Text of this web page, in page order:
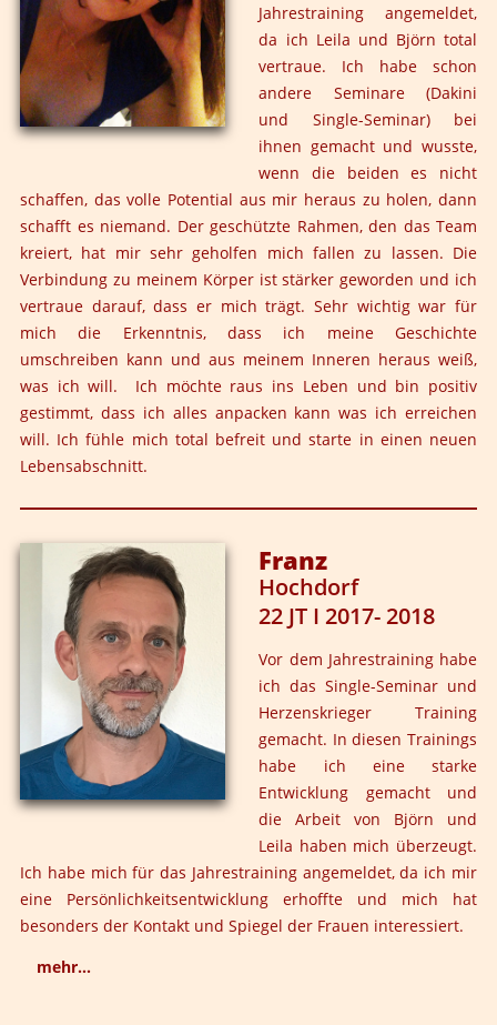
Die Leuther Mühle an der Nette ist eine wunderbare
Lokation und ein Ort zum Wohlfühlen. Ihr habt einen
liebevollen und wertschätzenden und respektvollen
Rahmen geschaffen, in dem ich ganz langsam und in
meinem Tempo mir selbst begegnen durfte.
Ich durfte körperliche Grenzerfahrungen machen und
ich konnte in anderen Begegnungen ganz sanft Nähe
zulassen und genießen. Der stete Wechsel zwischen
innehalten durch Meditationen und Bewegung hat mir
sehr gut gefallen.
Der bewusste Ausstieg aus dem alten Jahr und der
ebenso bewusste Einstieg ins Neue war eine besondere
Erfahrung für mich und trägt mich bis heute. Der
wertschätzende Umgang innerhalb der Gruppe hat mich
getragen und berührt.
Ich habe in eurem Seminar erleben dürfen wie
wertschätzende, respektvolle und liebevolle Begegnung
und authentische Ausstrahlung Raum findet.
Ich spüre heute noch die Energie in mir, diese innere
Kraft und eine daraus resultierende Lust am Leben und
eine innere Gewissheit, dass der gewünschte Partner in
mein Leben tritt.
Von Herzen danke ich euch und dem wunderbaren
Team.
Jahrestraining angemeldet,
da ich Leila und Björn total
vertraue. Ich habe schon
andere Seminare (Dakini
und Single-Seminar) bei
ihnen gemacht und wusste,
wenn die beiden es nicht
schaffen, das volle Potential aus mir heraus zu holen, dann
schafft es niemand. Der geschützte Rahmen, den das Team
kreiert, hat mir sehr geholfen mich fallen zu lassen. Die
Verbindung zu meinem Körper ist stärker geworden und ich
vertraue darauf, dass er mich trägt. Sehr wichtig war für
mich die Erkenntnis, dass ich meine Geschichte
umschreiben kann und aus meinem Inneren heraus weiß,
was ich will. Ich möchte raus ins Leben und bin positiv
gestimmt, dass ich alles anpacken kann was ich erreichen
will. Ich fühle mich total befreit und starte in einen neuen
Lebensabschnitt.
Franz
Hochdorf
22 JT I 2017- 2018
Vor dem Jahrestraining habe
ich das Single-Seminar und
Herzenskrieger Training
gemacht. In diesen Trainings
habe ich eine starke
Entwicklung gemacht und
die Arbeit von Björn und
Leila haben mich überzeugt.
Ich habe mich für das Jahrestraining angemeldet, da ich mir
eine Persönlichkeitsentwicklung erhoffte und mich hat
besonders der Kontakt und Spiegel der Frauen interessiert.
mehr...